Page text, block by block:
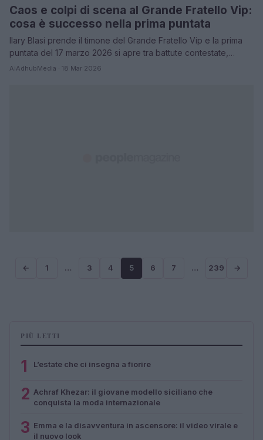
TELEVISIONE
Caos e colpi di scena al Grande Fratello Vip:
cosa è successo nella prima puntata
Ilary Blasi prende il timone del Grande Fratello Vip e la prima
puntata del 17 marzo 2026 si apre tra battute contestate,…
AiAdhubMedia · 18 Mar 2026
← 1 … 3 4 5 6 7 … 239 →
PIÙ LETTI
1 L’estate che ci insegna a fiorire
2 Achraf Khezar: il giovane modello siciliano che
conquista la moda internazionale
3 Emma e la disavventura in ascensore: il video virale e
il nuovo look